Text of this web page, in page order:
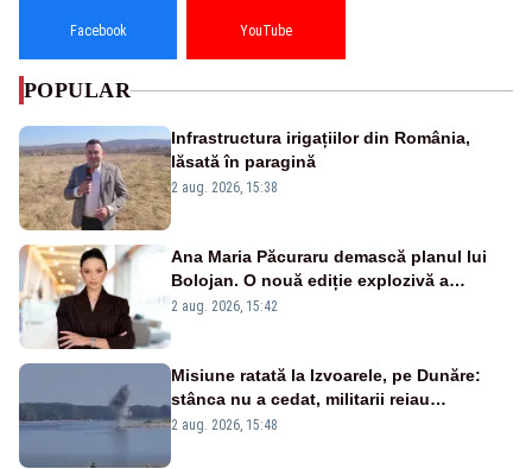
Facebook YouTube
POPULAR
Infrastructura irigațiilor din România,
lăsată în paragină
2 aug. 2026, 15:38
Ana Maria Păcuraru demască planul lui
Bolojan. O nouă ediție explozivă a
emisiunii „Miza Zilei” la Realitatea PLUS
2 aug. 2026, 15:42
Misiune ratată la Izvoarele, pe Dunăre:
stânca nu a cedat, militarii reiau
detonările luni – VIDEO
2 aug. 2026, 15:48